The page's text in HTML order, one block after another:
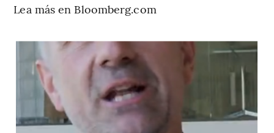
Lea más en Bloomberg.com